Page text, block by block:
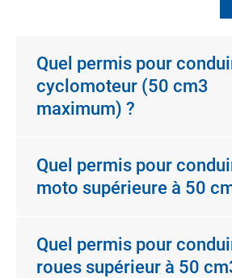
Quel permis pour
cyclomoteur (50 cm3
maximum) ?
Quel permis pour
moto supérieure à 50
Quel permis pour
roues supérieur à 50